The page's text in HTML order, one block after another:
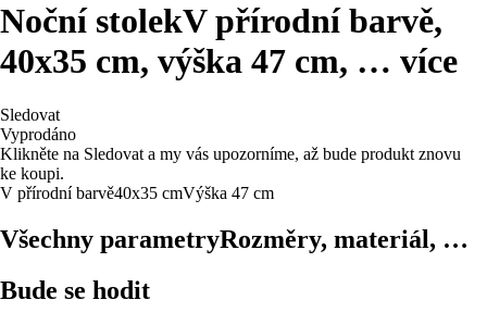
Noční stolekV přírodní barvě,
40x35 cm, výška 47 cm, … více
Sledovat
Vyprodáno
Klikněte na Sledovat a my vás upozorníme, až bude produkt znovu
ke koupi.
V přírodní barvě40x35 cmVýška 47 cm
Všechny parametryRozměry, materiál, …
Bude se hodit